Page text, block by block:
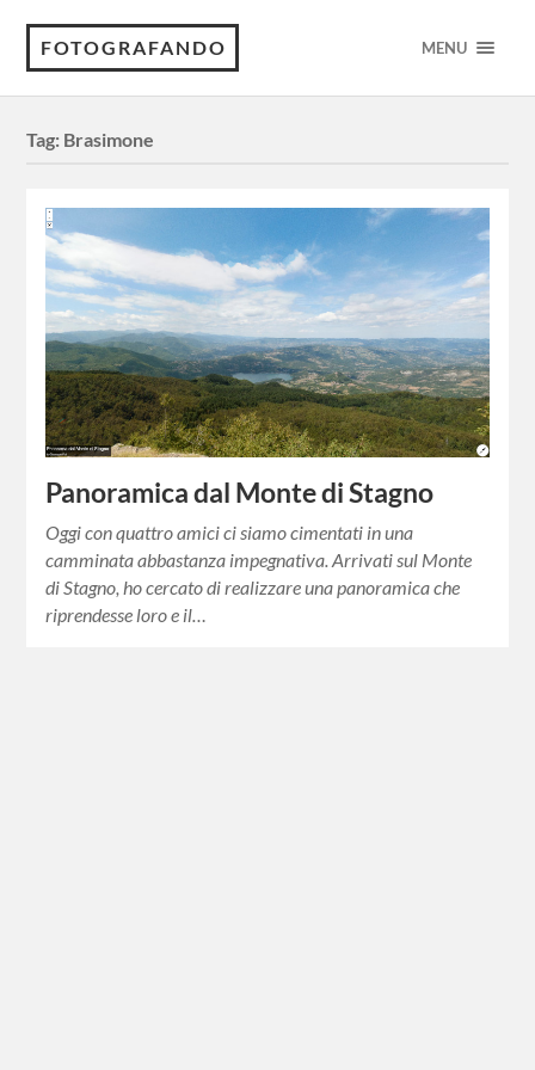
FOTOGRAFANDO MENU
Tag: Brasimone
Panoramica dal Monte di Stagno
Oggi con quattro amici ci siamo cimentati in una
camminata abbastanza impegnativa. Arrivati sul Monte
di Stagno, ho cercato di realizzare una panoramica che
riprendesse loro e il…